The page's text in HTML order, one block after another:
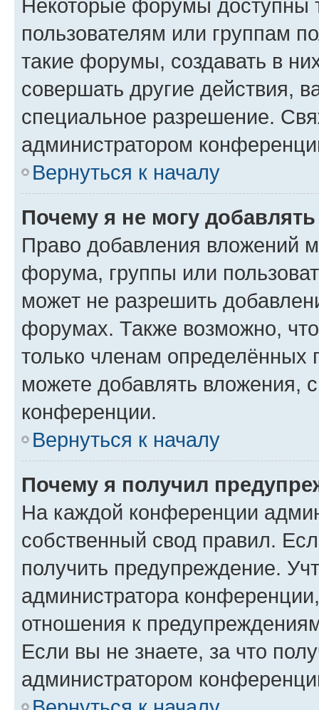
Некоторые форумы доступны
пользователям или группам
такие форумы, создавать в
совершать другие действия,
специальное разрешение.
администратором
Вернуться к началу
Почему я не могу
Право добавления вложений
форума, группы или
может не разрешить
форумах. Также возможно,
только членам определённых
можете добавлять вложения,
конференции.
Вернуться к началу
Почему я получил
На каждой конференции
собственный свод правил.
получить предупреждение.
администратора
отношения к
Если вы не знаете, за что
администратором